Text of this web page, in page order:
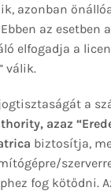
azonban
az esetben
elfogadja a
válik.
a
azaz
biztosítja,
fog kötődni.